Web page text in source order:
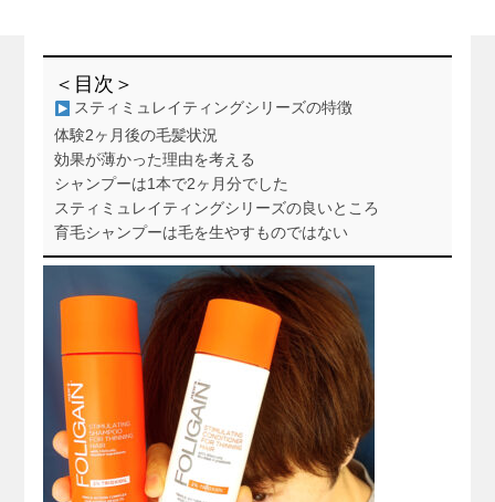
＜目次＞
スティミュレイティングシリーズの特徴
体験2ヶ月後の毛髪状況
効果が薄かった理由を考える
シャンプーは1本で2ヶ月分でした
スティミュレイティングシリーズの良いところ
育毛シャンプーは毛を生やすものではない